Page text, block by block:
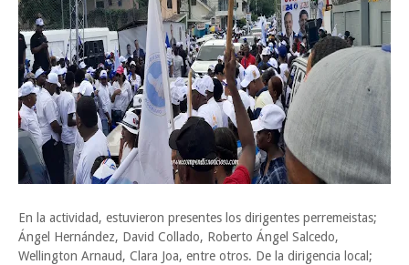
En la actividad, estuvieron presentes los dirigentes perremeistas;
Ángel Hernández, David Collado, Roberto Ángel Salcedo,
Wellington Arnaud, Clara Joa, entre otros. De la dirigencia local;